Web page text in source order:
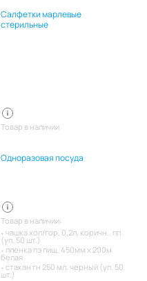
Салфетки марлевые
стерильные
Товар в наличии
Одноразовая посуда
Товар в наличии:
чашка хол/гор, 0.2л, коричн., пп
(уп. 50 шт.)
пленка пэ пищ. 450мм х 200м
белая
стакан гн 250 мл. черный (уп. 50
шт.)